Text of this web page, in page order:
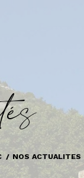
és
NOS ACTUALITES